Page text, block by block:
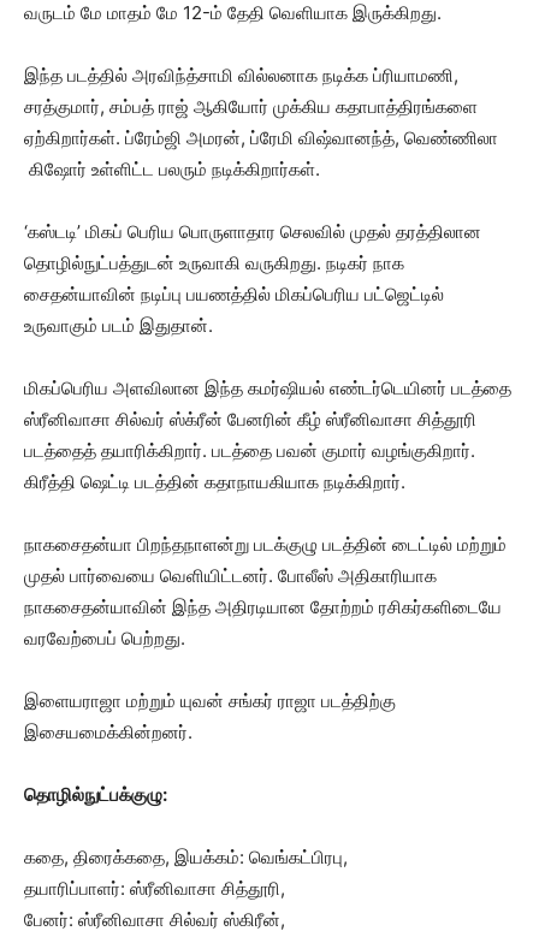
வருடம் மே மாதம் மே 12-ம் தேதி வெளியாக இருக்கிறது.
இந்த படத்தில் அரவிந்த்சாமி வில்லனாக நடிக்க ப்ரியாமணி,
சரத்குமார், சம்பத் ராஜ் ஆகியோர் முக்கிய கதாபாத்திரங்களை
ஏற்கிறார்கள். ப்ரேம்ஜி அமரன், ப்ரேமி விஷ்வானந்த், வெண்ணிலா
கிஷோர் உள்ளிட்ட பலரும் நடிக்கிறார்கள்.
‘கஸ்டடி’ மிகப் பெரிய பொருளாதார செலவில் முதல் தரத்திலான
தொழில்நுட்பத்துடன் உருவாகி வருகிறது. நடிகர் நாக
சைதன்யாவின் நடிப்பு பயணத்தில் மிகப்பெரிய பட்ஜெட்டில்
உருவாகும் படம் இதுதான்.
மிகப்பெரிய அளவிலான இந்த கமர்ஷியல் எண்டர்டெயினர் படத்தை
ஸ்ரீனிவாசா சில்வர் ஸ்க்ரீன் பேனரின் கீழ் ஸ்ரீனிவாசா சித்தூரி
படத்தைத் தயாரிக்கிறார். படத்தை பவன் குமார் வழங்குகிறார்.
கிரீத்தி ஷெட்டி படத்தின் கதாநாயகியாக நடிக்கிறார்.
நாகசைதன்யா பிறந்தநாளன்று படக்குழு படத்தின் டைட்டில் மற்றும்
முதல் பார்வையை வெளியிட்டனர். போலீஸ் அதிகாரியாக
நாகசைதன்யாவின் இந்த அதிரடியான தோற்றம் ரசிகர்களிடையே
வரவேற்பைப் பெற்றது.
இளையராஜா மற்றும் யுவன் சங்கர் ராஜா படத்திற்கு
இசையமைக்கின்றனர்.
தொழில்நுட்பக்குழு:
கதை, திரைக்கதை, இயக்கம்: வெங்கட்பிரபு,
தயாரிப்பாளர்: ஸ்ரீனிவாசா சித்தூரி,
பேனர்: ஸ்ரீனிவாசா சில்வர் ஸ்கிரீன்,